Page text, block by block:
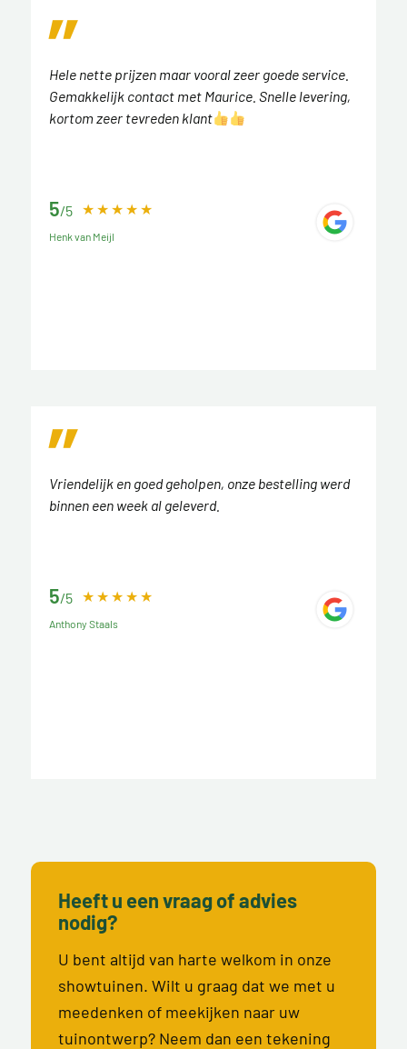
Hele nette prijzen maar vooral zeer goede service.
Gemakkelijk contact met Maurice. Snelle levering,
kortom zeer tevreden klant
5/5
Henk van Meijl
Vriendelijk en goed geholpen, onze bestelling werd
binnen een week al geleverd.
5/5
Anthony Staals
Heeft u een vraag of advies
nodig?
U bent altijd van harte welkom in onze
showtuinen. Wilt u graag dat we met u
meedenken of meekijken naar uw
tuinontwerp? Neem dan een tekening